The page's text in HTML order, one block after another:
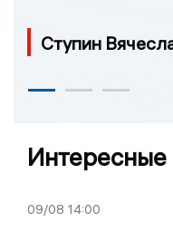
Ступин
Интересные
09/08 14:00